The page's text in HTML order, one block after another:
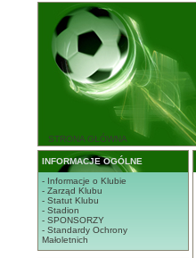
STRONA GŁÓWNA
INFORMACJE OGÓLNE
- Informacje o Klubie
- Zarząd Klubu
- Statut Klubu
- Stadion
- SPONSORZY
- Standardy Ochrony
Małoletnich